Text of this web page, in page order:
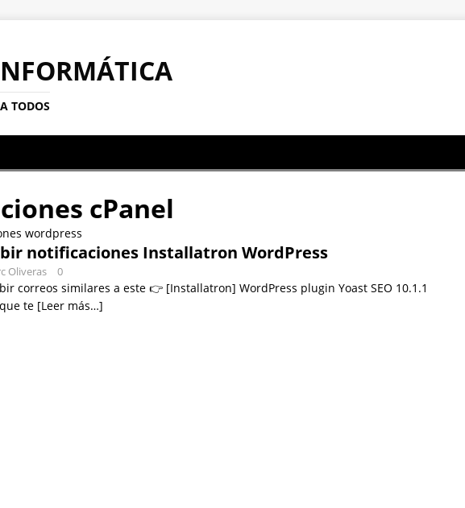
TODOS
cPanel
notificaciones Installatron WordPress
Oliveras 0
correos similares a este 👉 [Installatron] WordPress plugin Yoast SEO 10.1.1
te [Leer más…]